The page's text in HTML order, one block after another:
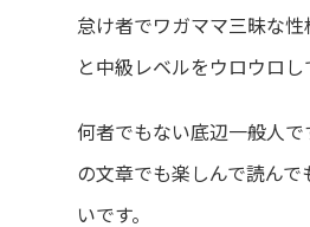
怠け者でワガママ三昧な性
と中級レベルをウロウロし
何者でもない底辺一般人で
の文章でも楽しんで読んで
いです。